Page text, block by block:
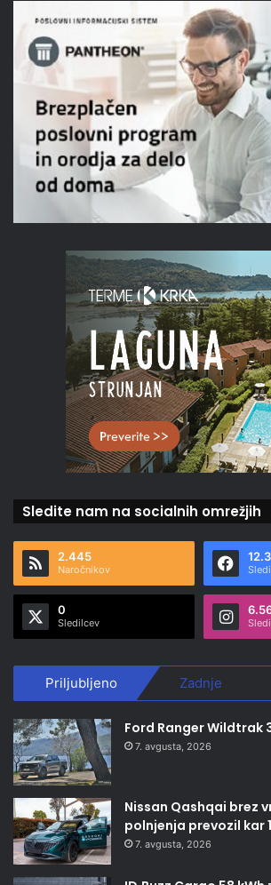
Sledite nam na socialnih omrežjih
2.445
Naročnikov
0
Sledilcev
Priljubljeno Zadnje
Ford Ranger Wildtrak
7. avgusta, 2026
Nissan Qashqai brez
polnjenja prevozil kar
7. avgusta, 2026